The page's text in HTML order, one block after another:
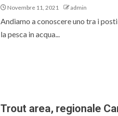
Novembre 11, 2021 admin
Andiamo a conoscere uno tra i
la pesca in acqua...
Trout area, regionale